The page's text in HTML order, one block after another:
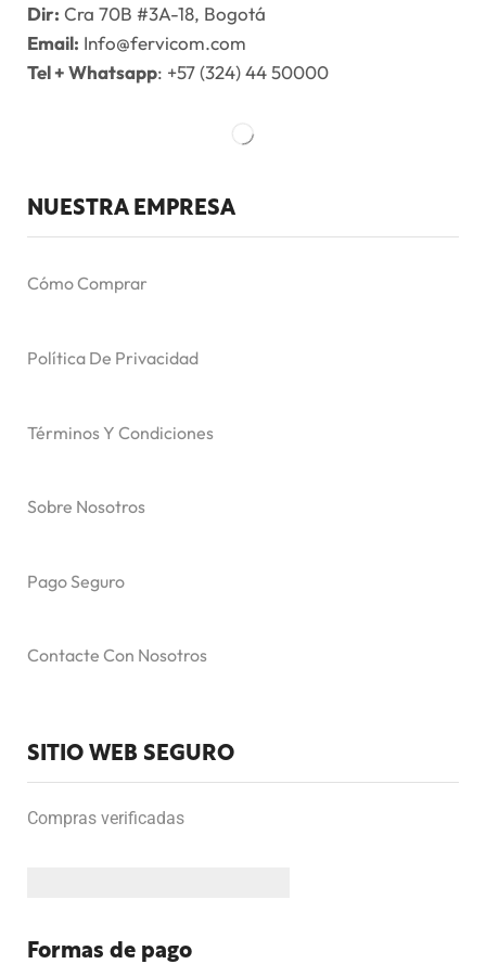
Dir: Cra 70B #3A-18, Bogotá
Email: Info@fervicom.com
Tel + Whatsapp: +57 (324) 44 50000
NUESTRA EMPRESA
Cómo Comprar
Política De Privacidad
Términos Y Condiciones
Sobre Nosotros
Pago Seguro
Contacte Con Nosotros
SITIO WEB SEGURO
Compras verificadas
Formas de pago